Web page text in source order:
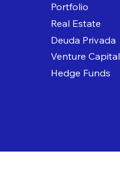
Portfolio
Real Estate
Deuda Privada
Venture Capital
Hedge Funds